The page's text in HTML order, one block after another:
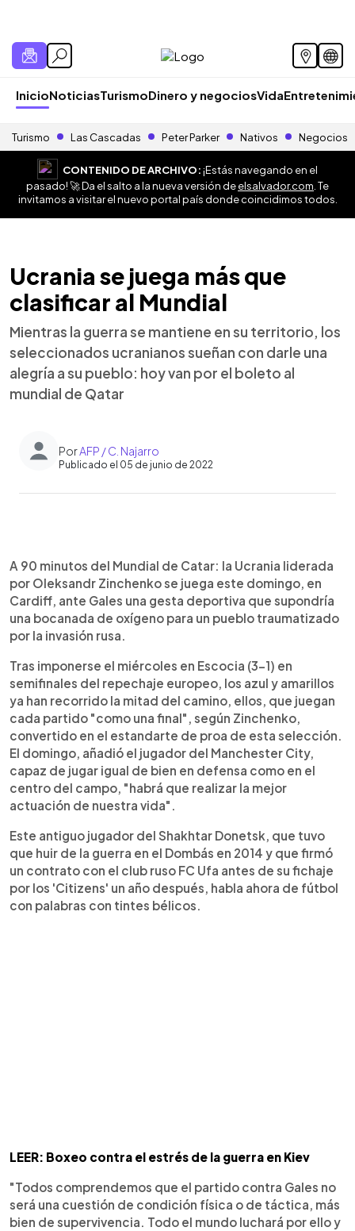
InicioNoticiasTurismoDinero y negociosVida
Turismo Las Cascadas Peter Parker Nativos Negocios
CONTENIDO DE ARCHIVO:¡Estás navegando en el
pasado! 🚀 Da el salto a la nueva versión deelsalvador.com . Te
invitamos a visitar el nuevo portal país donde coincidimos todos.
Ucrania se juega más que
clasificar al Mundial
Mientras la guerra se mantiene en su territorio, los
seleccionados ucranianos sueñan con darle una
alegría a su pueblo: hoy van por el boleto al
mundial de Qatar
PorAFP / C. Najarro
Publicado el 05 de junio de 2022
► Escuchar artículo
A 90 minutos del Mundial de Catar: la Ucrania liderada
por Oleksandr Zinchenko se juega este domingo, en
Cardiff, ante Gales una gesta deportiva que supondría
una bocanada de oxígeno para un pueblo traumatizado
por la invasión rusa.
Tras imponerse el miércoles en Escocia (3-1) en
semifinales del repechaje europeo, los azul y amarillos
ya han recorrido la mitad del camino, ellos, que juegan
cada partido "como una final", según Zinchenko,
convertido en el estandarte de proa de esta selección.
El domingo, añadió el jugador del Manchester City,
capaz de jugar igual de bien en defensa como en el
centro del campo, "habrá que realizar la mejor
actuación de nuestra vida".
Este antiguo jugador del Shakhtar Donetsk, que tuvo
que huir de la guerra en el Dombás en 2014 y que firmó
un contrato con el club ruso FC Ufa antes de su fichaje
por los 'Citizens' un año después, habla ahora de fútbol
con palabras con tintes bélicos.
LEER: Boxeo contra el estrés de la guerra en Kiev
"Todos comprendemos que el partido contra Gales no
será una cuestión de condición física o de táctica, más
bien de supervivencia. Todo el mundo luchará por ello y